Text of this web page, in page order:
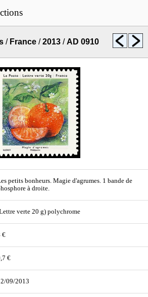
/ France /2013 /AD 0910
petits bonheurs. Magie d'agrumes. 1 bande de
à droite.
verte 20 g) polychrome
€
€
09/2013